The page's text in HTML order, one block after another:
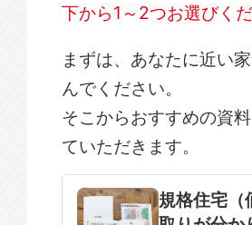
下から1～2つお選びくだ
まずは、あなたに近い
んでください。
そこからおすすめの資
ていただきます。
規格住宅
注文住
規格住宅（